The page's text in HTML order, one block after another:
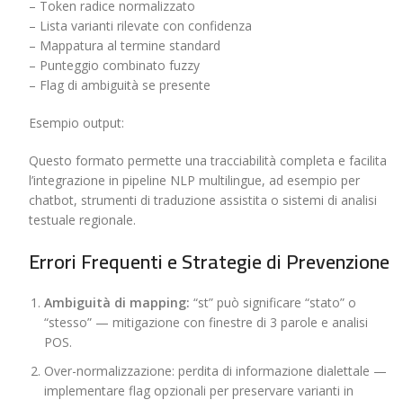
– Token radice normalizzato
– Lista varianti rilevate con confidenza
– Mappatura al termine standard
– Punteggio combinato fuzzy
– Flag di ambiguità se presente
Esempio output:
Questo formato permette una tracciabilità completa e facilita
l’integrazione in pipeline NLP multilingue, ad esempio per
chatbot, strumenti di traduzione assistita o sistemi di analisi
testuale regionale.
Errori Frequenti e Strategie di Prevenzione
Ambiguità di mapping: “st” può significare “stato” o
“stesso” — mitigazione con finestre di 3 parole e analisi
POS.
Over-normalizzazione: perdita di informazione dialettale —
implementare flag opzionali per preservare varianti in